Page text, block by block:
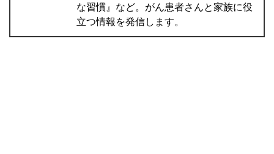
な習慣』など。がん患者さんと家族に役
立つ情報を発信します。